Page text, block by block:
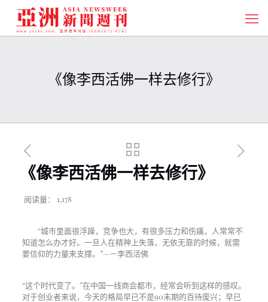
《像李西活佛一样去修行》
《像李西活佛一样去修行》
阅读量： 1,178
“城市里面很浮躁，竞争也大，有很多压力和伤痛，人常常不
知道怎么办才好。一旦人在精神上失落，无依无靠的时候，就需
要信仰的力量来支撑。”—－李西活佛
“这个时代变了。”在中国一线商会都市，经常会听到这样的感叹。
对于创业者来说，今天的格局早已不是90末期的百待废兴；早已